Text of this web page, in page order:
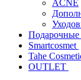
АCNE
Подарочные
Smartcosmet
Tahe
OUTLET